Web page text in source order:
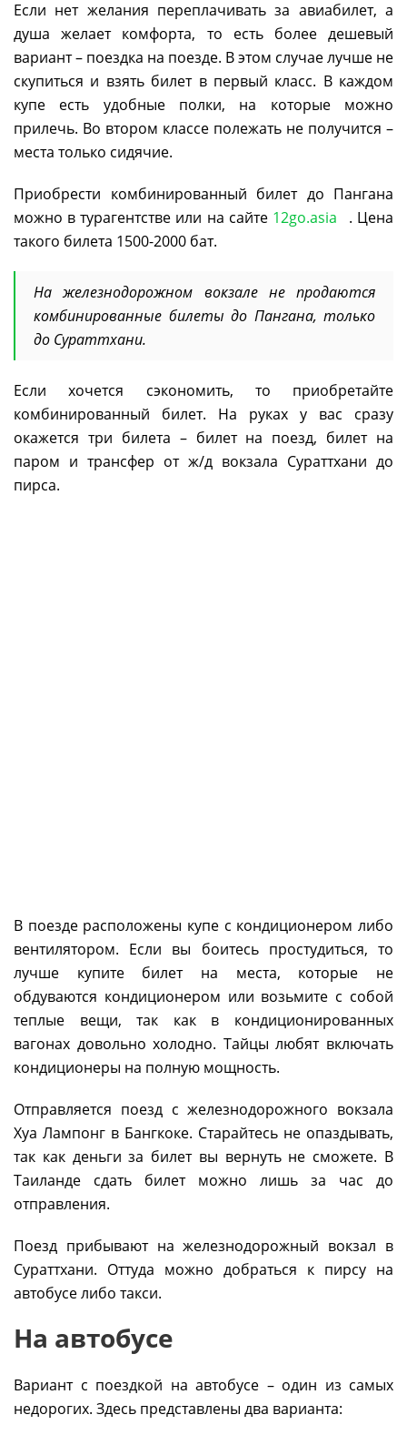
Если нет желания переплачивать за авиабилет, а
душа желает комфорта, то есть более дешевый
вариант – поездка на поезде. В этом случае лучше не
скупиться и взять билет в первый класс. В каждом
купе есть удобные полки, на которые можно
прилечь. Во втором классе полежать не получится –
места только сидячие.
Приобрести комбинированный билет до Пангана
можно в турагентстве или на сайте 12go.asia
. Цена
такого билета 1500-2000 бат.
На железнодорожном вокзале не продаются
комбинированные билеты до Пангана, только
до Сураттхани.
Если хочется сэкономить, то приобретайте
комбинированный билет. На руках у вас сразу
окажется три билета – билет на поезд, билет на
паром и трансфер от ж/д вокзала Сураттхани до
пирса.
В поезде расположены купе с кондиционером либо
вентилятором. Если вы боитесь простудиться, то
лучше купите билет на места, которые не
обдуваются кондиционером или возьмите с собой
теплые вещи, так как в кондиционированных
вагонах довольно холодно. Тайцы любят включать
кондиционеры на полную мощность.
Отправляется поезд с железнодорожного вокзала
Хуа Лампонг в Бангкоке. Старайтесь не опаздывать,
так как деньги за билет вы вернуть не сможете. В
Таиланде сдать билет можно лишь за час до
отправления.
Поезд прибывают на железнодорожный вокзал в
Сураттхани. Оттуда можно добраться к пирсу на
автобусе либо такси.
На автобусе
Вариант с поездкой на автобусе – один из самых
недорогих. Здесь представлены два варианта: